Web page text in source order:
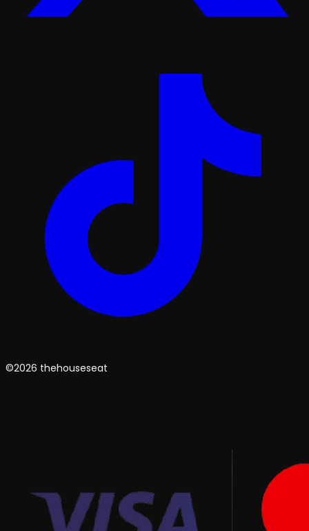
©2026 thehouseseat